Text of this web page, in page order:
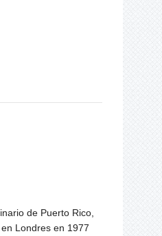
de Puerto Rico,
Londres en 1977